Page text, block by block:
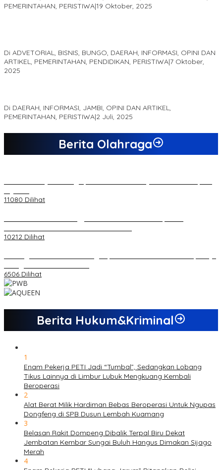
PEMERINTAHAN, PERISTIWA|19 Oktober, 2025
Di ADVETORIAL, BISNIS, BUNGO, DAERAH, INFORMASI, OPINI DAN
ARTIKEL, PEMERINTAHAN, PENDIDIKAN, PERISTIWA|7 Oktober,
2025
Di DAERAH, INFORMASI, JAMBI, OPINI DAN ARTIKEL,
PEMERINTAHAN, PERISTIWA|2 Juli, 2025
Berita Olahraga
11080 Dilihat
10212 Dilihat
6506 Dilihat
Berita Hukum&Kriminal
1
Enam Pekerja PETI Jadi “Tumbal”, Sedangkan Lobang
Tikus Lainnya di Limbur Lubuk Mengkuang Kembali
Beroperasi
2
Alat Berat Milik Hardiman Bebas Beroperasi Untuk Ngupas
Dongfeng di SPB Dusun Lembah Kuamang
3
Belasan Rakit Dompeng Dibalik Terpal Biru Dekat
Jembatan Kembar Sungai Buluh Hangus Dimakan Sijago
Merah
4